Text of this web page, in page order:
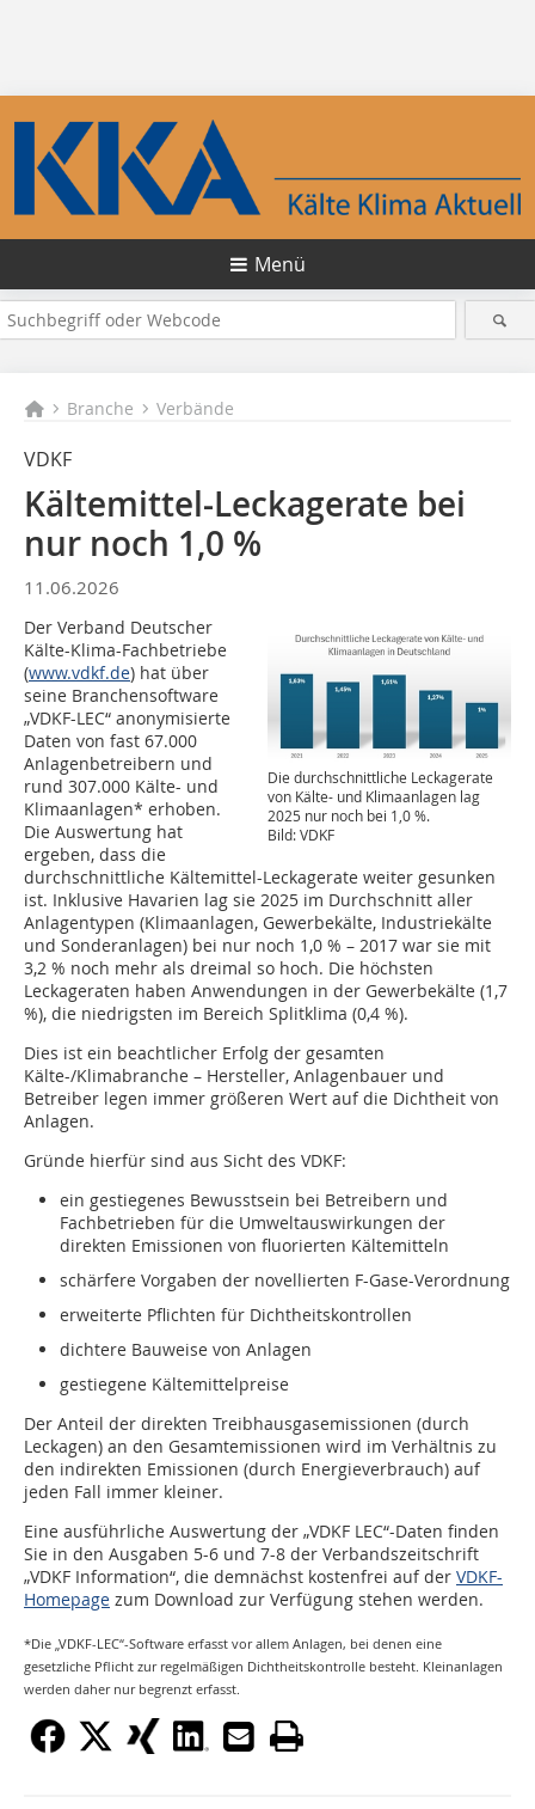
Menü
Branche Verbände
VDKF
Kältemittel-Leckagerate bei
nur noch 1,0 %
11.06.2026
Die durchschnittliche Leckagerate
von Kälte- und Klimaanlagen lag
2025 nur noch bei 1,0 %.
Bild: VDKF
Der Verband Deutscher
Kälte-Klima-Fachbetriebe
(www.vdkf.de) hat über
seine Branchensoftware
„VDKF-LEC“ anonymisierte
Daten von fast 67.000
Anlagenbetreibern und
rund 307.000 Kälte- und
Klimaanlagen* erhoben.
Die Auswertung hat
ergeben, dass die
durchschnittliche Kältemittel-Leckagerate weiter gesunken
ist. Inklusive Havarien lag sie 2025 im Durchschnitt aller
Anlagentypen (Klimaanlagen, Gewerbekälte, Industriekälte
und Sonderanlagen) bei nur noch 1,0 % – 2017 war sie mit
3,2 % noch mehr als dreimal so hoch. Die höchsten
Leckageraten haben Anwendungen in der Gewerbekälte (1,7
%), die niedrigsten im Bereich Splitklima (0,4 %).
Dies ist ein beachtlicher Erfolg der gesamten
Kälte-/Klimabranche – Hersteller, Anlagenbauer und
Betreiber legen immer größeren Wert auf die Dichtheit von
Anlagen.
Gründe hierfür sind aus Sicht des VDKF:
ein gestiegenes Bewusstsein bei Betreibern und
Fachbetrieben für die Umweltauswirkungen der
direkten Emissionen von fluorierten Kältemitteln
schärfere Vorgaben der novellierten F-Gase-Verordnung
erweiterte Pflichten für Dichtheitskontrollen
dichtere Bauweise von Anlagen
gestiegene Kältemittelpreise
Der Anteil der direkten Treibhausgasemissionen (durch
Leckagen) an den Gesamtemissionen wird im Verhältnis zu
den indirekten Emissionen (durch Energieverbrauch) auf
jeden Fall immer kleiner.
Eine ausführliche Auswertung der „VDKF LEC“-Daten finden
Sie in den Ausgaben 5-6 und 7-8 der Verbandszeitschrift
„VDKF Information“, die demnächst kostenfrei auf der VDKF-
Homepage zum Download zur Verfügung stehen werden.
*Die „VDKF-LEC“-Software erfasst vor allem Anlagen, bei denen eine
gesetzliche Pflicht zur regelmäßigen Dichtheitskontrolle besteht. Kleinanlagen
werden daher nur begrenzt erfasst.